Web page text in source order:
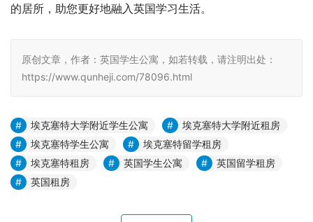
的居所，助您更好地融入英国学习生活。
原创文章，作者：英国学生公寓，如若转载，请注明出处：
https://www.qunheji.com/78096.html
埃克塞特大学附近学生公寓
埃克塞特大学附近租房
埃克塞特学生公寓
埃克塞特留学租房
埃克塞特租房
英国学生公寓
英国留学租房
英国租房